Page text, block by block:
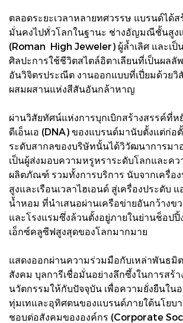
ตลอดระยะเวลาหลายทศวรรษ แบรนด์ได้ส
มั่นคงไปทั่วโลกในฐานะ ช่างอัญมณีชั้นสูง
(Roman High Jeweler) ผู้ล้ำเลิศ และเป็
ศิลปะการใช้ชีวิตสไตล์อิตาเลียนที่เป็นผล
อันวิจิตรประณีต งานออกแบบที่เปี่ยมด้วยวิ
ผสมผสานแห่งสีสันอันกล้าหาญ
ผ่านวิสัยทัศน์แห่งการบุกเบิกสร้างสรรค์ที่ห
ดีเอ็นเอ (DNA) ของแบรนด์มานับตั้งแต่ก่อ
ระดับสากลของบริษัทนั้นได้วิวัฒนาการมา
เป็นผู้ส่งมอบความหรูหราระดับโลกและค
ผลิตภัณฑ์ รวมทั้งการบริการ นับจากเครื่
สูงและเรือนเวลาไฮเอนด์ สู่เครื่องประดับ
น้ำหอม ที่นำเสนอผ่านเครือข่ายอันกว้างข
และโรงแรมซึ่งล้วนตั้งอยู่ภายในย่านช็อปปิ้
เอ็กซ์คลูซีฟสูงสุดของโลกมากมาย
แสดงออกผ่านความร่วมมือกับเหล่าพันธมิ
สังคม บุลการีเชื่อมั่นอย่างลึกซึ้งในการสร้า
นวัตกรรมให้กับปัจจุบัน เพื่อความยั่งยืนใน
ทุ่มเทและอุทิศตนของแบรนด์ภายใต้นโยบ
ชอบต่อสังคมขององค์กร (Corporate